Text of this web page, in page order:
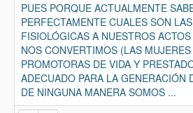
PUES PORQUE ACTUALMENTE
PERFECTAMENTE CUALES SON
FISIOLÓGICAS A NUESTROS
NOS CONVERTIMOS (LAS
PROMOTORAS DE VIDA Y
ADECUADO PARA LA GENERACIÓN
DE NINGUNA MANERA SOMOS ...